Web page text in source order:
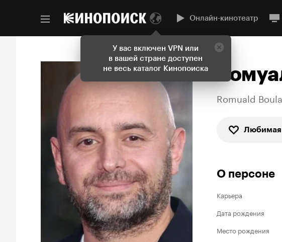
У вас включен VPN или
в вашей стране доступен
не весь каталог Кинопоиска
Онлайн-кинотеатр
Romuald
Любимая
О персоне
Карьера
Дата рождения
Место рождения